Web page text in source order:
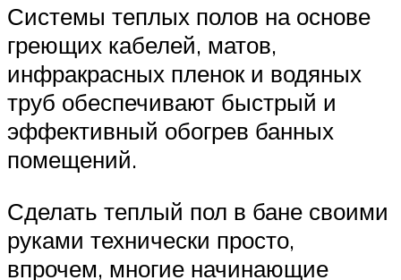
Системы теплых полов на основе
греющих кабелей, матов,
инфракрасных пленок и водяных
труб обеспечивают быстрый и
эффективный обогрев банных
помещений.
Сделать теплый пол в бане своими
руками технически просто,
впрочем, многие начинающие